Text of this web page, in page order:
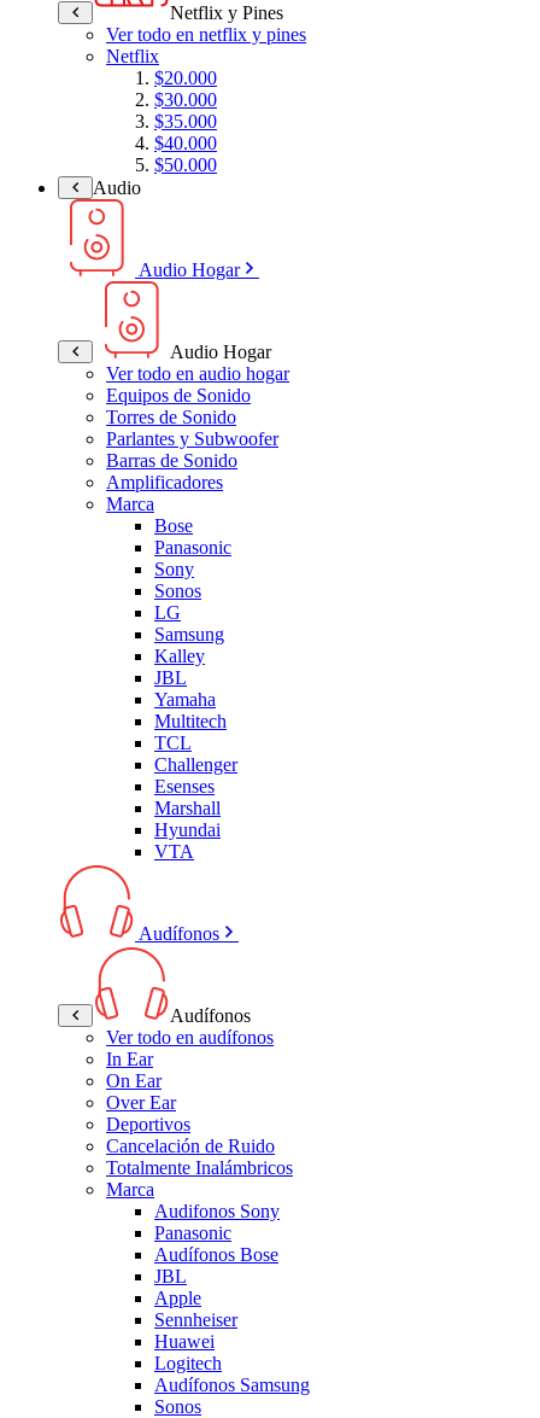
Netflix y Pines
Ver todo en netflix y pines
Netflix
$20.000
$30.000
$35.000
$40.000
$50.000
Audio
Audio Hogar
Audio Hogar
Ver todo en audio hogar
Equipos de Sonido
Torres de Sonido
Parlantes y Subwoofer
Barras de Sonido
Amplificadores
Marca
Bose
Panasonic
Sony
Sonos
LG
Samsung
Kalley
JBL
Yamaha
Multitech
TCL
Challenger
Esenses
Marshall
Hyundai
VTA
Audífonos
Audífonos
Ver todo en audífonos
In Ear
On Ear
Over Ear
Deportivos
Cancelación de Ruido
Totalmente Inalámbricos
Marca
Audifonos Sony
Panasonic
Audífonos Bose
JBL
Apple
Sennheiser
Huawei
Logitech
Audífonos Samsung
Sonos